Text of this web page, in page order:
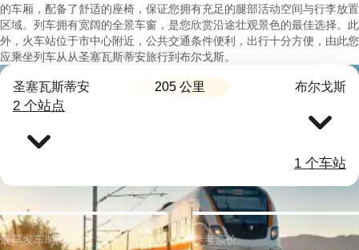
的车厢，配备了舒适的座椅，保证您拥有充足的腿部活动空间与行李放置
区域。列车拥有宽阔的全景车窗，是您欣赏沿途壮观景色的最佳选择。此
外，火车站位于市中心附近，公共交通条件便利，出行十分方便，由此您
应乘坐列车从从圣塞瓦斯蒂安旅行到布尔戈斯。
圣塞瓦斯蒂安 205 公里 布尔戈斯
2 个站点
1 个车站
最早发车时间: 参考票价: